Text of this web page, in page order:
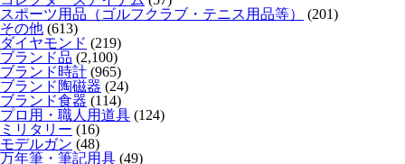
スポーツ用品（ゴルフクラブ・テニス用品等）
(201)
その他 (613)
ダイヤモンド (219)
ブランド品 (2,100)
ブランド時計 (965)
ブランド陶磁器 (24)
ブランド食器 (114)
プロ用・職人用道具 (124)
ミリタリー (16)
モデルガン (48)
万年筆・筆記用具 (49)